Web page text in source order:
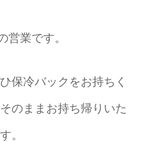
営業です。
保冷バックをお持ちく
のままお持ち帰りいた
。